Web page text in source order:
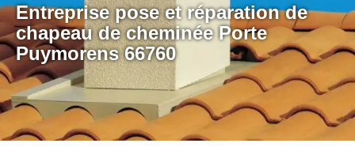
Entreprise pose et réparation de
chapeau de cheminée Porte
Puymorens 66760